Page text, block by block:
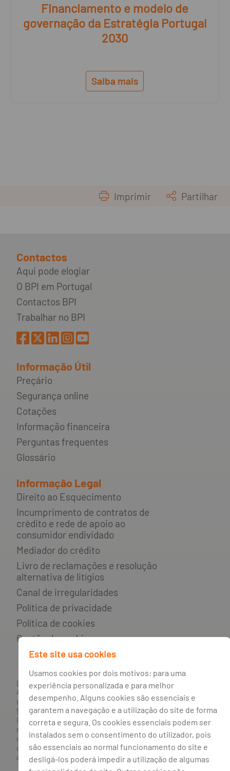
Financiamento e modelo de
governação da Estratégia Portugal
2030
Saiba mais
Imprimir Partilhar
Contactos
Aqui pode elogiar
O BPI em Portugal
Contactos BPI
Trabalhar no BPI
Informação Útil
Preçário
Segurança online
Cotações
Informação financeira
Perguntas frequentes
Glossário
Informação Legal
Direito ao Esquecimento
Incumprimento de contratos de
crédito e rede de apoio ao
consumidor endividado
Mediador do crédito
Livro de reclamações e resolução
alternativa de litígios
Canal de irregularidades
Política de privacidade
Política de cookies
Gestão de cookies
BANCO BPI, S.A., com sede na Avenida da Boavista, 1117,
4100-129 Porto; Capital Social: € 1 293 063 324,98; matriculada
na CRC Porto sob o número de matrícula PTIRNMJ 501 214
534, como o número de identificação fiscal 501 214 534.
Intermediário financeiro registado na CMVM com o n° 300 e
no Banco de Portugal sob o código n° 10. Agente de Seguros
n.º 419527591, registado junto da Autoridade de Supervisão
de Seguros e Fundos de Pensões em 21/01/2019, e autorizado
a exercer atividade nos Ramos de Seguro Vida e Não Vida.
Este site usa cookies
Usamos cookies por dois motivos: para uma
experiência personalizada e para melhor
desempenho. Alguns cookies são essenciais e
garantem a navegação e a utilização do site de forma
correta e segura. Os cookies essenciais podem ser
instalados sem o consentimento do utilizador, pois
são essenciais ao normal funcionamento do site e
desligá-los poderá impedir a utilização de algumas